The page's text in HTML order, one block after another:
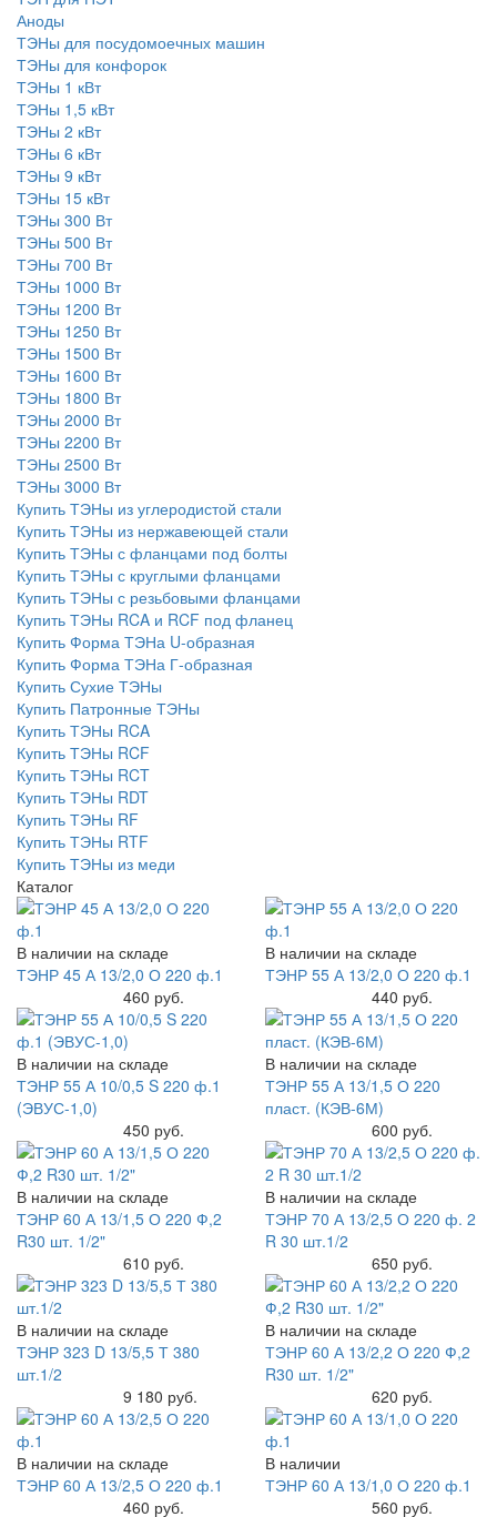
Аноды
ТЭНы для посудомоечных машин
ТЭНы для конфорок
ТЭНы 1 кВт
ТЭНы 1,5 кВт
ТЭНы 2 кВт
ТЭНы 6 кВт
ТЭНы 9 кВт
ТЭНы 15 кВт
ТЭНы 300 Вт
ТЭНы 500 Вт
ТЭНы 700 Вт
ТЭНы 1000 Вт
ТЭНы 1200 Вт
ТЭНы 1250 Вт
ТЭНы 1500 Вт
ТЭНы 1600 Вт
ТЭНы 1800 Вт
ТЭНы 2000 Вт
ТЭНы 2200 Вт
ТЭНы 2500 Вт
ТЭНы 3000 Вт
Купить ТЭНы из углеродистой стали
Купить ТЭНы из нержавеющей стали
Купить ТЭНы с фланцами под болты
Купить ТЭНы с круглыми фланцами
Купить ТЭНы с резьбовыми фланцами
Купить ТЭНы RCA и RCF под фланец
Купить Форма ТЭНа U-образная
Купить Форма ТЭНа Г-образная
Купить Сухие ТЭНы
Купить Патронные ТЭНы
Купить ТЭНы RCA
Купить ТЭНы RCF
Купить ТЭНы RCT
Купить ТЭНы RDT
Купить ТЭНы RF
Купить ТЭНы RTF
Купить ТЭНы из меди
Каталог
В наличии на складе
ТЭНР 45 А 13/2,0 О 220 ф.1
460 руб.
В наличии на складе
ТЭНР 55 А 13/2,0 О 220 ф.1
440 руб.
В наличии на складе
ТЭНР 55 А 10/0,5 S 220 ф.1
(ЭВУС-1,0)
450 руб.
В наличии на складе
ТЭНР 55 А 13/1,5 О 220
пласт. (КЭВ-6М)
600 руб.
В наличии на складе
ТЭНР 60 А 13/1,5 О 220 Ф,2
R30 шт. 1/2"
610 руб.
В наличии на складе
ТЭНР 70 А 13/2,5 О 220 ф. 2
R 30 шт.1/2
650 руб.
В наличии на складе
ТЭНР 323 D 13/5,5 Т 380
шт.1/2
9 180 руб.
В наличии на складе
ТЭНР 60 А 13/2,2 О 220 Ф,2
R30 шт. 1/2"
620 руб.
В наличии на складе
ТЭНР 60 А 13/2,5 О 220 ф.1
460 руб.
В наличии
ТЭНР 60 А 13/1,0 О 220 ф.1
560 руб.